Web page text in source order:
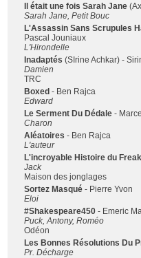
Il était une fois Sarah Jane
Sarah Jane, Petit Bouc
L'Assassin Sans Scrupules
Pascal Jouniaux
L'Hirondelle
Inadaptés (SIrine Achkar) -
Damien
TRC
Boxed - Ben Rajca
Edward
Le Serment Du Dédale -
Charon
Aléatoires - Ben Rajca
L'auteur
L'incroyable Histoire du
Jack
Maison des jonglages
Sortez Masqué - Pierre Yvon
Eloi
#Shakespeare450 - Emeric
Puck, Antony, Roméo
Odéon
Les Bonnes Résolutions Du
Pr. Décharge